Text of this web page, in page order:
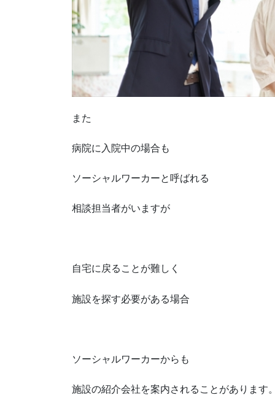
また
病院に入院中の場合も
ソーシャルワーカーと呼ばれる
相談担当者がいますが
自宅に戻ることが難しく
施設を探す必要がある場合
ソーシャルワーカーからも
施設の紹介会社を案内されることがあります